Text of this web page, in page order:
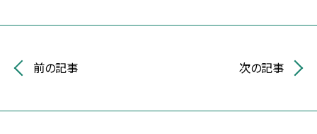
前の記事 次の記事